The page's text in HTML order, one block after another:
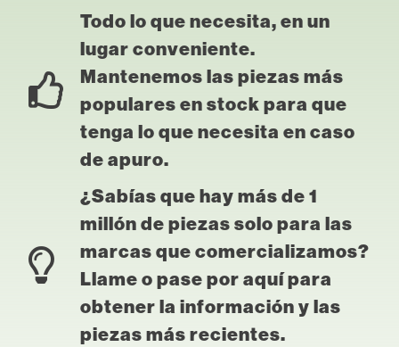
Todo lo que necesita, en un
lugar conveniente.
Mantenemos las piezas más
populares en stock para que
tenga lo que necesita en caso
de apuro.
¿Sabías que hay más de 1
millón de piezas solo para las
marcas que comercializamos?
Llame o pase por aquí para
obtener la información y las
piezas más recientes.